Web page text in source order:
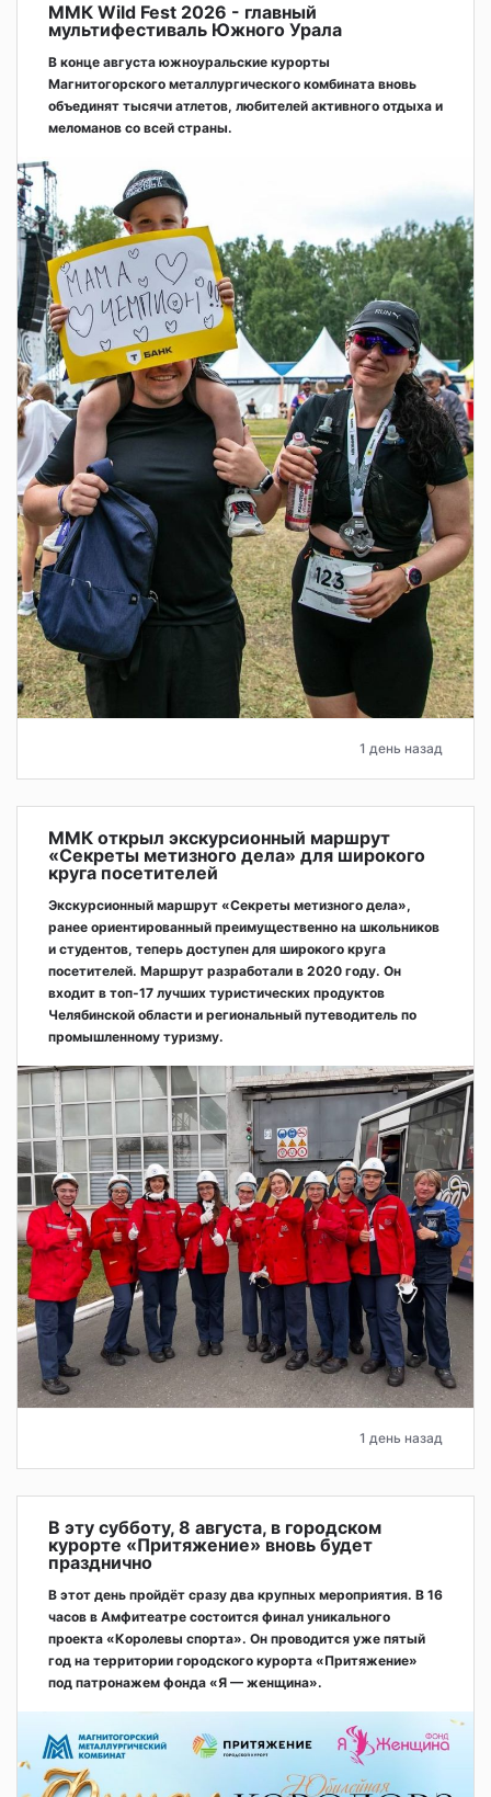
ММК Wild Fest 2026 - главный
мультифестиваль Южного Урала
В конце августа южноуральские курорты
Магнитогорского металлургического комбината вновь
объединят тысячи атлетов, любителей активного отдыха и
меломанов со всей страны.
1 день назад
ММК открыл экскурсионный маршрут
«Секреты метизного дела» для широкого
круга посетителей
Экскурсионный маршрут «Секреты метизного дела»,
ранее ориентированный преимущественно на школьников
и студентов, теперь доступен для широкого круга
посетителей. Маршрут разработали в 2020 году. Он
входит в топ-17 лучших туристических продуктов
Челябинской области и региональный путеводитель по
промышленному туризму.
1 день назад
В эту субботу, 8 августа, в городском
курорте «Притяжение» вновь будет
празднично
В этот день пройдёт сразу два крупных мероприятия. В 16
часов в Амфитеатре состоится финал уникального
проекта «Королевы спорта». Он проводится уже пятый
год на территории городского курорта «Притяжение»
под патронажем фонда «Я — женщина».